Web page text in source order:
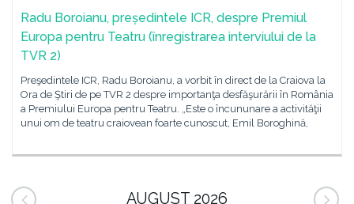
Radu Boroianu, președintele ICR, despre Premiul
Europa pentru Teatru (înregistrarea interviului de la
TVR 2)
Preşedintele ICR, Radu Boroianu, a vorbit în direct de la Craiova la
Ora de Ştiri de pe TVR 2 despre importanţa desfăşurării în România
a Premiului Europa pentru Teatru. „Este o încununare a activităţii
unui om de teatru craiovean foarte cunoscut, Emil Boroghină,
AUGUST 2026